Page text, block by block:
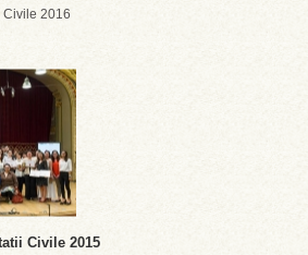
Civile 2016
Civile 2015